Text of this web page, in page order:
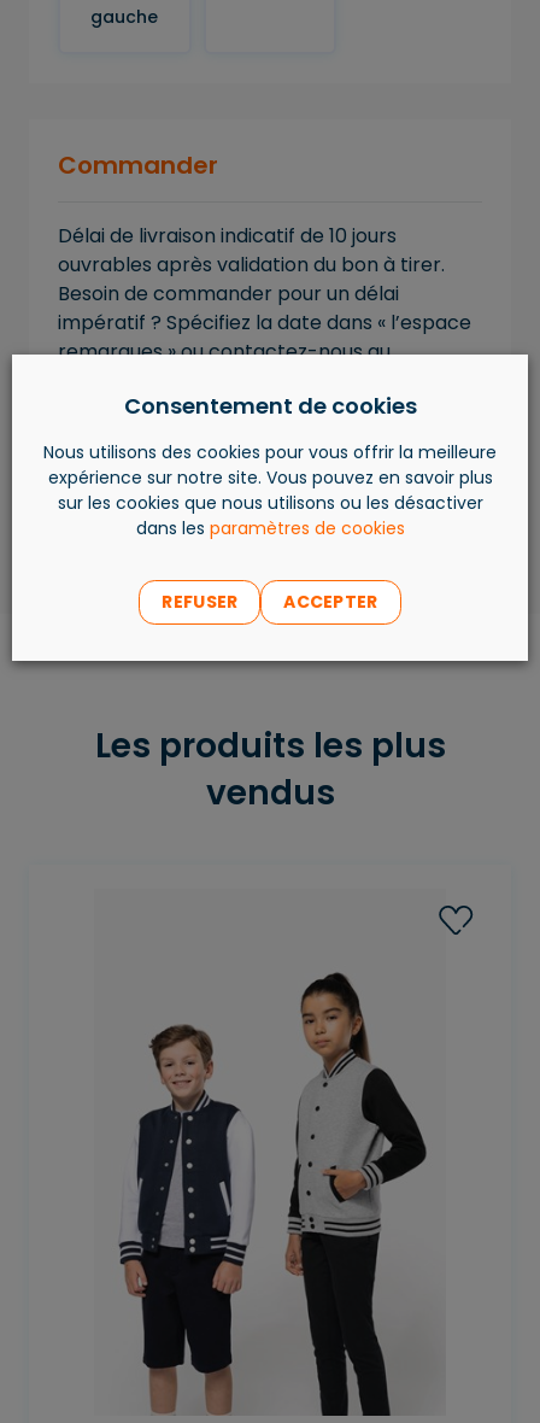
gauche
Commander
Délai de livraison indicatif de 10 jours
ouvrables après validation du bon à tirer.
Besoin de commander pour un délai
impératif ? Spécifiez la date dans « l’espace
remarques » ou contactez-nous au
AJOUTER AU PANIER
Les produits les plus
vendus
Consentement de cookies
Nous utilisons des cookies pour vous offrir la meilleure
expérience sur notre site. Vous pouvez en savoir plus
sur les cookies que nous utilisons ou les désactiver
dans les paramètres de cookies
REFUSER ACCEPTER